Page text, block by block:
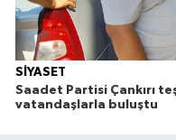
SİYASET
Saadet Partisi Çankırı
vatandaşlarla buluştu